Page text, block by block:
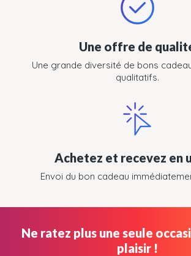
Une offre de
Une grande diversité de bons
qualitatifs.
Achetez et recevez en
Envoi du bon cadeau
Ne ratez plus une seule
plaisir !